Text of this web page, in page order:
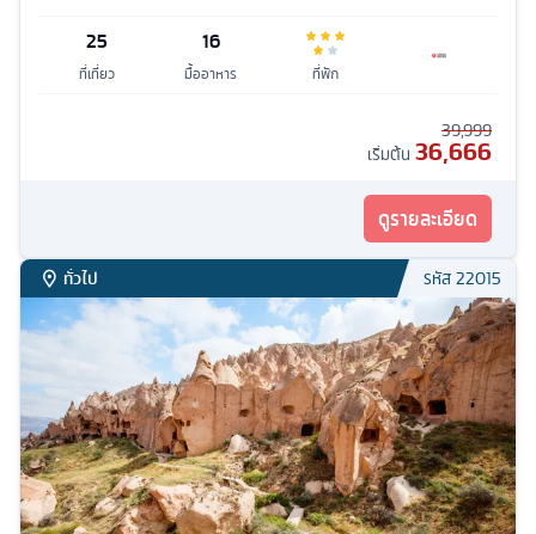
25
ที่เที่ยว
16
มื้ออาหาร ที่พัก
39,999
เริ่มต้น 36,666
ดูรายละเอียด
ทั่วไป รหัส22015